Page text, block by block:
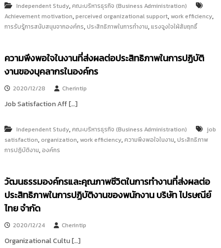
Independent Study,คณะบริหารธุรกิจ (Business Administration)
Achievement motivation,perceived organizational support,work efficiency,
การรับรู้การสนับสนุนจากองค์กร,ประสิทธิภาพในการทำงาน,แรงจูงใจใฝ่สัมฤทธิ์
ความพึงพอใจในงานที่ส่งผลต่อประสิทธิภาพในการปฏิบัติ
งานของบุคลากรในองค์กร
2020/12/28 Cherintip
Job Satisfaction Aff […]
Independent Study,คณะบริหารธุรกิจ (Business Administration)
job
satisfaction, organization,work efficiency,ความพึงพอใจในงาน,ประสิทธิภาพ
การปฏิบัติงาน,องค์กร
วัฒนธรรมองค์กรและคุณภาพชีวิตในการทำงานที่ส่งผลต่อ
ประสิทธิภาพในการปฏิบัติงานของพนักงาน บริษัท ไปรษณีย์
ไทย จำกัด
2020/12/24 Cherintip
Organizational Cultu […]